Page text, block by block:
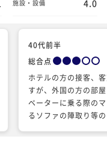
施設・設備 4.0
40代前半
総合点
ホテルの方の接客、
すが、外国の方の部
ベーターに乗る際の
るソファの陣取り等